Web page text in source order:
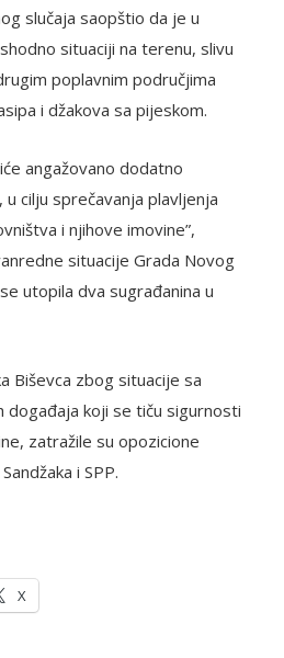
slučaja saopštio da je u
situaciji na terenu, slivu
poplavnim područjima
i džakova sa pijeskom.
angažovano dodatno
cilju sprečavanja plavljenja
i njihove imovine”,
situacije Grada Novog
utopila dva sugrađanina u
Biševca zbog situacije sa
događaja koji se tiču sigurnosti
zatražile su opozicione
i SPP.
X